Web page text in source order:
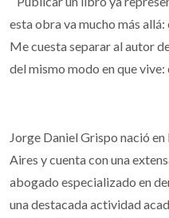
esta obra va mucho más
Me cuesta separar al autor
del mismo modo en que
Jorge Daniel Grispo nació
Aires y cuenta con una
abogado especializado en
una destacada actividad